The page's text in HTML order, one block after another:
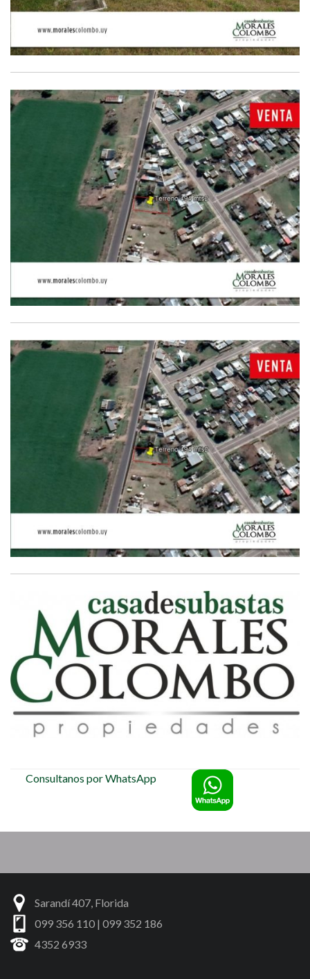
Consultanos por WhatsApp
Sarandí 407, Florida
099 356 110 | 099 352 186
4352 6933